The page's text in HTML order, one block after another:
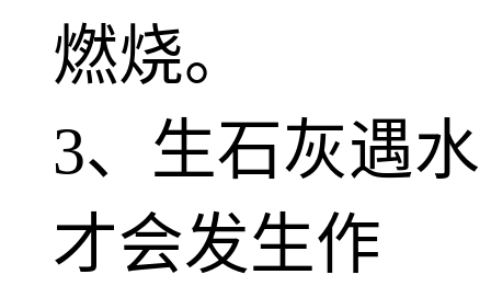
燃烧。
3、生石灰遇水
才会发生作